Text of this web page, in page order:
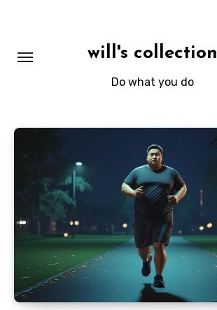
will's collection
Do what you do